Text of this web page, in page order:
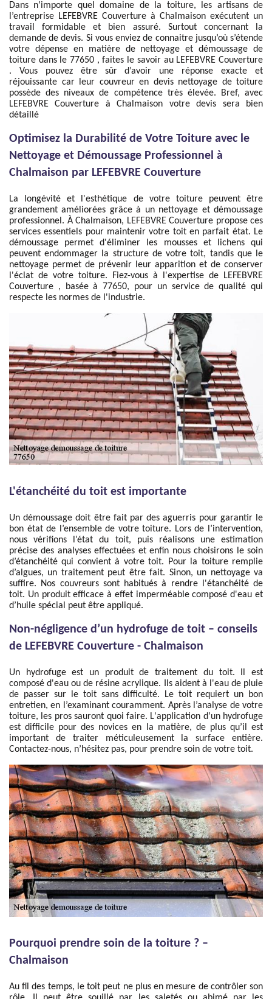
Dans n’importe quel domaine de la toiture, les artisans de
l’entreprise LEFEBVRE Couverture à Chalmaison exécutent un
travail formidable et bien assuré. Surtout concernant la
demande de devis. Si vous enviez de connaitre jusqu’où s’étende
votre dépense en matière de nettoyage et démoussage de
toiture dans le 77650 , faites le savoir au LEFEBVRE Couverture
. Vous pouvez être sûr d’avoir une réponse exacte et
réjouissante car leur couvreur en devis nettoyage de toiture
possède des niveaux de compétence très élevée. Bref, avec
LEFEBVRE Couverture à Chalmaison votre devis sera bien
détaillé
Optimisez la Durabilité de Votre Toiture avec le
Nettoyage et Démoussage Professionnel à
Chalmaison par LEFEBVRE Couverture
La longévité et l'esthétique de votre toiture peuvent être
grandement améliorées grâce à un nettoyage et démoussage
professionnel. À Chalmaison, LEFEBVRE Couverture propose ces
services essentiels pour maintenir votre toit en parfait état. Le
démoussage permet d'éliminer les mousses et lichens qui
peuvent endommager la structure de votre toit, tandis que le
nettoyage permet de prévenir leur apparition et de conserver
l'éclat de votre toiture. Fiez-vous à l'expertise de LEFEBVRE
Couverture , basée à 77650, pour un service de qualité qui
respecte les normes de l'industrie.
L'étanchéité du toit est importante
Un démoussage doit être fait par des aguerris pour garantir le
bon état de l’ensemble de votre toiture. Lors de l’intervention,
nous vérifions l’état du toit, puis réalisons une estimation
précise des analyses effectuées et enfin nous choisirons le soin
d’étanchéité qui convient à votre toit. Pour la toiture remplie
d’algues, un traitement peut être fait. Sinon, un nettoyage va
suffire. Nos couvreurs sont habitués à rendre l'étanchéité de
toit. Un produit efficace à effet imperméable composé d'eau et
d’huile spécial peut être appliqué.
Non-négligence d’un hydrofuge de toit – conseils
de LEFEBVRE Couverture - Chalmaison
Un hydrofuge est un produit de traitement du toit. Il est
composé d'eau ou de résine acrylique. Ils aident à l'eau de pluie
de passer sur le toit sans difficulté. Le toit requiert un bon
entretien, en l’examinant couramment. Après l’analyse de votre
toiture, les pros sauront quoi faire. L'application d’un hydrofuge
est difficile pour des novices en la matière, de plus qu’il est
important de traiter méticuleusement la surface entière.
Contactez-nous, n’hésitez pas, pour prendre soin de votre toit.
Pourquoi prendre soin de la toiture ? –
Chalmaison
Au fil des temps, le toit peut ne plus en mesure de contrôler son